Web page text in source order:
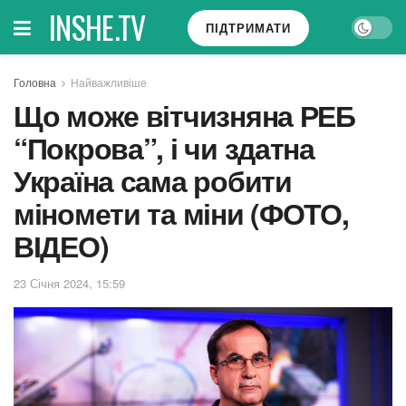
INSHE.TV ПІДТРИМАТИ
Головна Найважливіше
Що може вітчизняна РЕБ
“Покрова”, і чи здатна
Україна сама робити
міномети та міни (ФОТО,
ВІДЕО)
23 Січня 2024, 15:59